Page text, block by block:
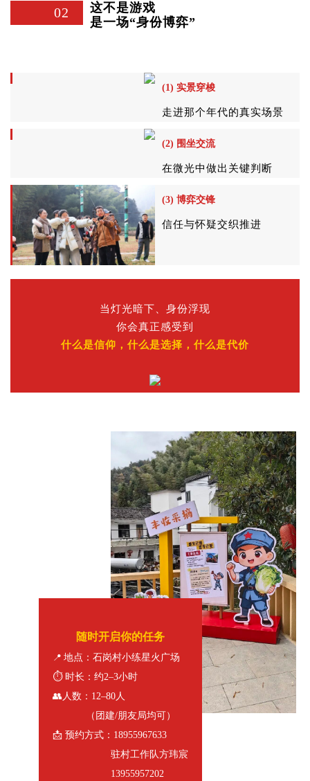
02
这不是游戏
是一场“身份博弈”
(1) 实景穿梭
走进那个年代的真实场景
(2) 围坐交流
在微光中做出关键判断
(3) 博弈交锋
信任与怀疑交织推进
当灯光暗下、身份浮现
你会真正感受到
什么是信仰，什么是选择，什么是代价
随时开启你的任务
📍 地点：石岗村小练星火广场
⏱ 时长：约2–3小时
👥人数：12–80人
（团建/朋友局均可）
📩 预约方式：18955967633
驻村工作队方玮宸
13955957202